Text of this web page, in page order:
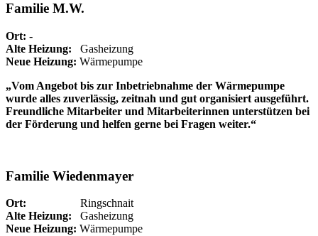
Familie M.W.
Ort: -
Alte Heizung: Gasheizung
Neue Heizung: Wärmepumpe
„Vom Angebot bis zur Inbetriebnahme der Wärmepumpe
wurde alles zuverlässig, zeitnah und gut organisiert ausgeführt.
Freundliche Mitarbeiter und Mitarbeiterinnen unterstützen bei
der Förderung und helfen gerne bei Fragen weiter.“
Familie Wiedenmayer
Ort: Ringschnait
Alte Heizung: Gasheizung
Neue Heizung: Wärmepumpe